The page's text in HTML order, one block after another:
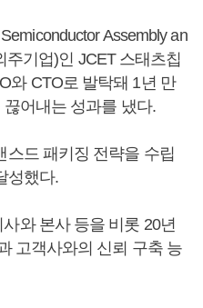
Assembly an
주기업)인 JCET 스태츠칩
와 CTO로 발탁돼 1년 만
어내는 성과를 냈다.
스드 패키징 전략을 수립
성했다.
와 본사 등을 비롯 20년
고객사와의 신뢰 구축 능